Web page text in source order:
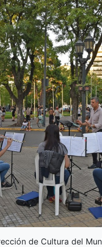
de Cultura del